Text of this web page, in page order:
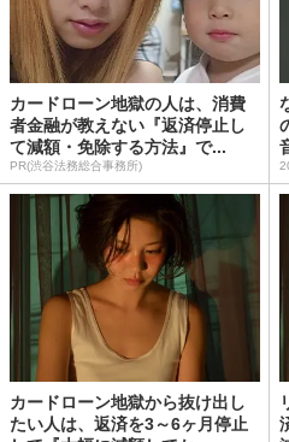
カードローン地獄の人は、消費
者金融が教えない『返済停止し
て減額・免除する方法』で...
PR(渋谷法務総合事務所)
カードローン地獄から抜け出し
たい人は、返済を3～6ヶ月停止